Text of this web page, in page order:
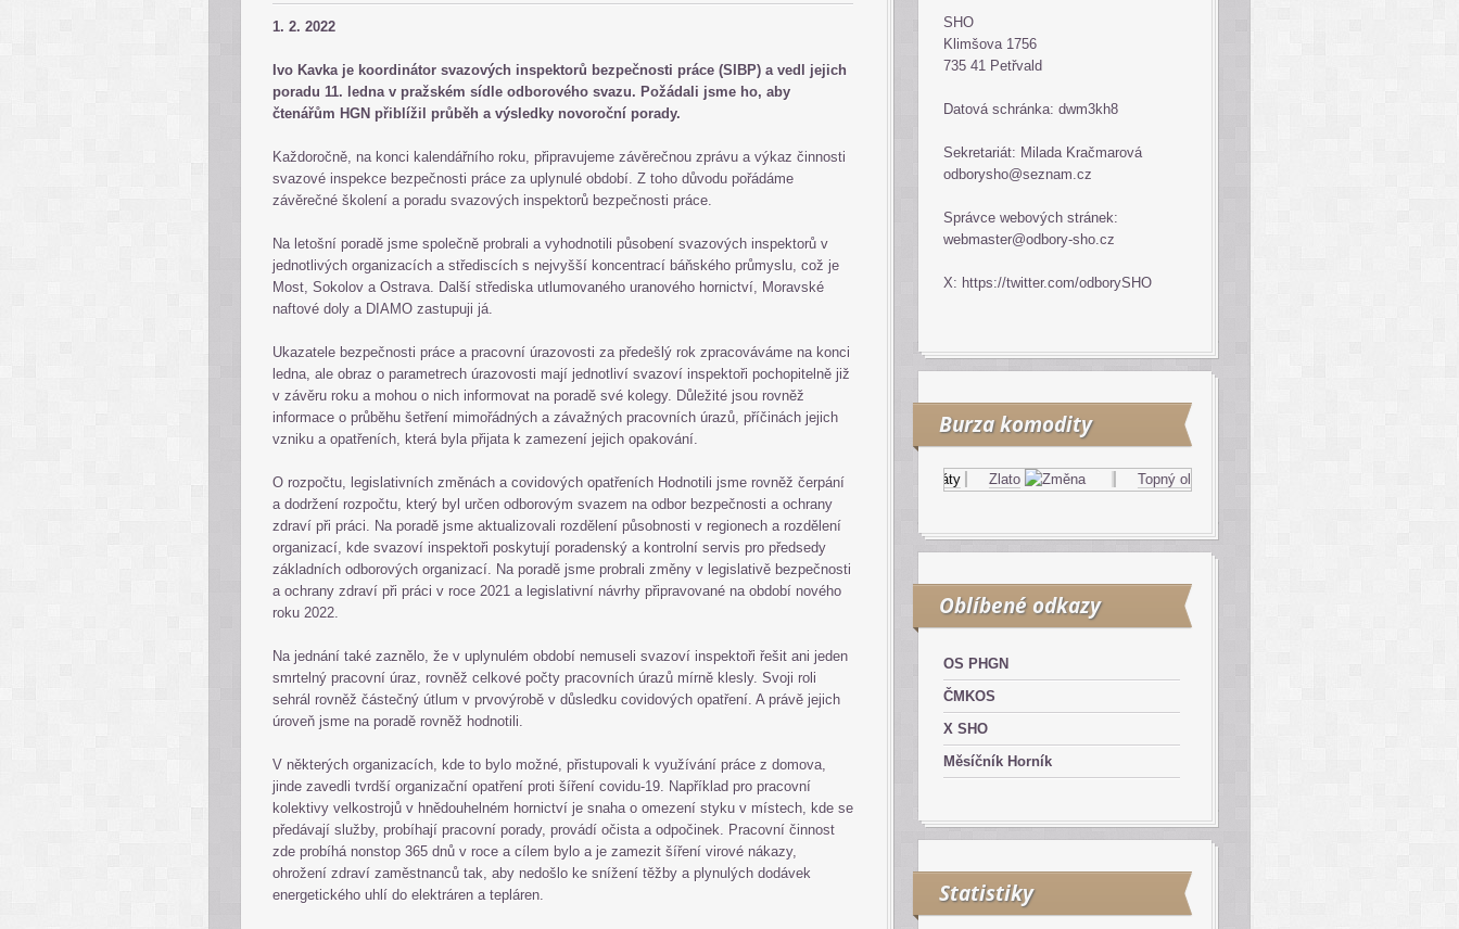
1. 2. 2022
Ivo Kavka je koordinátor svazových inspektorů bezpečnosti práce (SIBP) a vedl jejich
poradu 11. ledna v pražském sídle odborového svazu. Požádali jsme ho, aby
čtenářům HGN přiblížil průběh a výsledky novoroční porady.
Každoročně, na konci kalendářního roku, připravujeme závěrečnou zprávu a výkaz činnosti
svazové inspekce bezpečnosti práce za uplynulé období. Z toho důvodu pořádáme
závěrečné školení a poradu svazových inspektorů bezpečnosti práce.
Na letošní poradě jsme společně probrali a vyhodnotili působení svazových inspektorů v
jednotlivých organizacích a střediscích s nejvyšší koncentrací báňského průmyslu, což je
Most, Sokolov a Ostrava. Další střediska utlumovaného uranového hornictví, Moravské
naftové doly a DIAMO zastupuji já.
Ukazatele bezpečnosti práce a pracovní úrazovosti za předešlý rok zpracováváme na konci
ledna, ale obraz o parametrech úrazovosti mají jednotliví svazoví inspektoři pochopitelně již
v závěru roku a mohou o nich informovat na poradě své kolegy. Důležité jsou rovněž
informace o průběhu šetření mimořádných a závažných pracovních úrazů, příčinách jejich
vzniku a opatřeních, která byla přijata k zamezení jejich opakování.
O rozpočtu, legislativních změnách a covidových opatřeních Hodnotili jsme rovněž čerpání
a dodržení rozpočtu, který byl určen odborovým svazem na odbor bezpečnosti a ochrany
zdraví při práci. Na poradě jsme aktualizovali rozdělení působnosti v regionech a rozdělení
organizací, kde svazoví inspektoři poskytují poradenský a kontrolní servis pro předsedy
základních odborových organizací. Na poradě jsme probrali změny v legislativě bezpečnosti
a ochrany zdraví při práci v roce 2021 a legislativní návrhy připravované na období nového
roku 2022.
Na jednání také zaznělo, že v uplynulém období nemuseli svazoví inspektoři řešit ani jeden
smrtelný pracovní úraz, rovněž celkové počty pracovních úrazů mírně klesly. Svoji roli
sehrál rovněž částečný útlum v prvovýrobě v důsledku covidových opatření. A právě jejich
úroveň jsme na poradě rovněž hodnotili.
V některých organizacích, kde to bylo možné, přistupovali k využívání práce z domova,
jinde zavedli tvrdší organizační opatření proti šíření covidu-19. Například pro pracovní
kolektivy velkostrojů v hnědouhelném hornictví je snaha o omezení styku v místech, kde se
předávají služby, probíhají pracovní porady, provádí očista a odpočinek. Pracovní činnost
zde probíhá nonstop 365 dnů v roce a cílem bylo a je zamezit šíření virové nákazy,
ohrožení zdraví zaměstnanců tak, aby nedošlo ke snížení těžby a plynulých dodávek
energetického uhlí do elektráren a tepláren.
SHO
Klimšova 1756
735 41 Petřvald
Datová schránka: dwm3kh8
Sekretariát: Milada Kračmarová
odborysho@seznam.cz
Správce webových stránek:
webmaster@odbory-sho.cz
X: https://twitter.com/odborySHO
Burza komodity
Kurzy.cz Komodity a deriváty Zlato Topný olej
Oblíbené odkazy
OS PHGN
ČMKOS
X SHO
Měsíčník Horník
Statistiky